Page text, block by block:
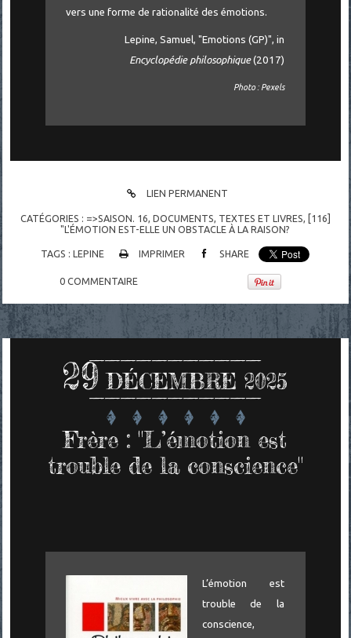
vers une forme de rationalité des émotions.
Lepine, Samuel, "Emotions (GP)", in
Encyclopédie philosophique(2017)
Photo : Pexels
LIEN PERMANENT
CATÉGORIES : =>SAISON. 16, DOCUMENTS, TEXTES ET LIVRES,
[116]
"L'ÉMOTION EST-ELLE UN OBSTACLE À LA RAISON?
TAGS :LEPINE IMPRIMER SHARE
0 COMMENTAIRE
29 DÉCEMBRE 2025
Frère : "L’émotion est
trouble de la conscience"
L’émotion est
trouble de la
conscience,